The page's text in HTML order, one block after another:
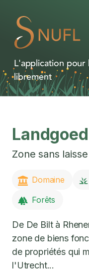
L'application pour
librement
Zone sans
Domaine
Forêts
De De Bilt à
zone de biens
de propriétés qui
l'Utrecht...